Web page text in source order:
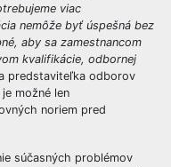
viac
nemôže byť úspešná bez
aby sa zamestnancom
kvalifikácie, odbornej
predstaviteľka odborov
možné len
noriem pred
súčasných problémov